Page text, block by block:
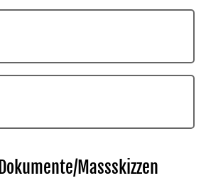
Dokumente/Massskizzen